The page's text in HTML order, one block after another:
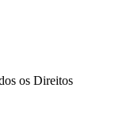
os Direitos